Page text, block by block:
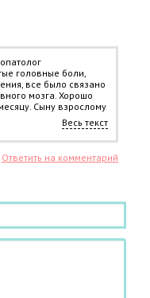
головные боли,
все было связано
мозга. Хорошо
Сыну взрослому
дистонии,
дня, тоже был
Весь текст
Ответить на комментарий